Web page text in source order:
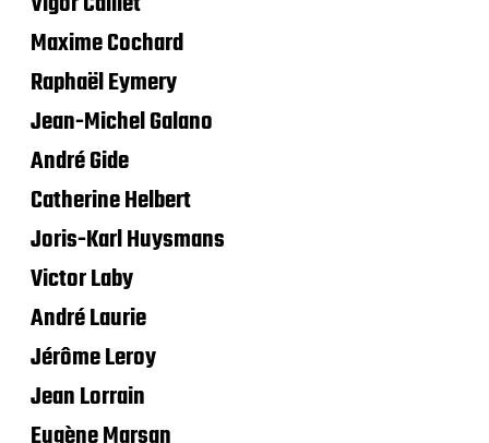
Maxime Cochard
Raphaël Eymery
Jean-Michel Galano
André Gide
Catherine Helbert
Joris-Karl Huysmans
Victor Laby
André Laurie
Jérôme Leroy
Jean Lorrain